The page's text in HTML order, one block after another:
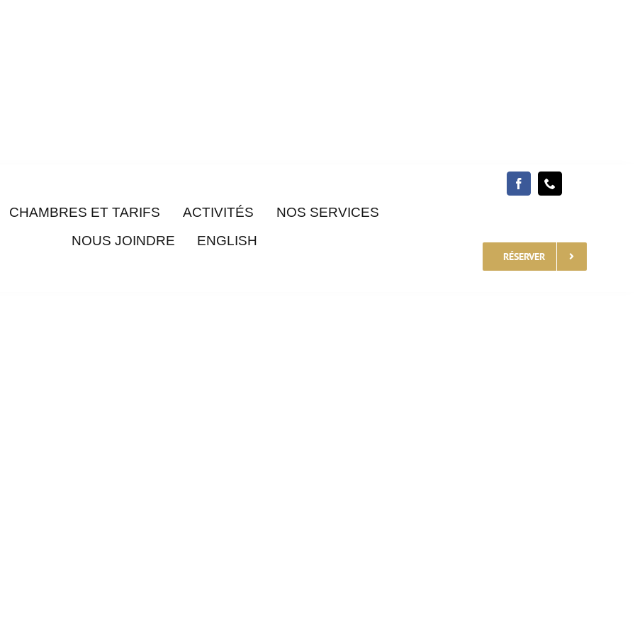
CHAMBRES ET TARIFS ACTIVITÉS
NOS SERVICES
NOUS JOINDRE
ENGLISH
RÉSERVER